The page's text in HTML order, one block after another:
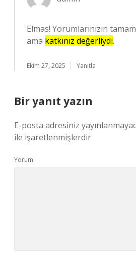
Elmas! Yorumlarınızın
ama katkınız değerliydi.
Ekim 27, 2025 Yanıtla
Bir yanıt yazın
E-posta adresiniz
ile işaretlenmişlerdir
Yorum